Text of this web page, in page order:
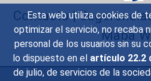
Esta web utiliza cookies de
optimizar el servicio, no recaba
personal de los usuarios sin su
lo dispuesto en el artículo 22.2
de julio, de servicios de la
Contacto|
Mapa